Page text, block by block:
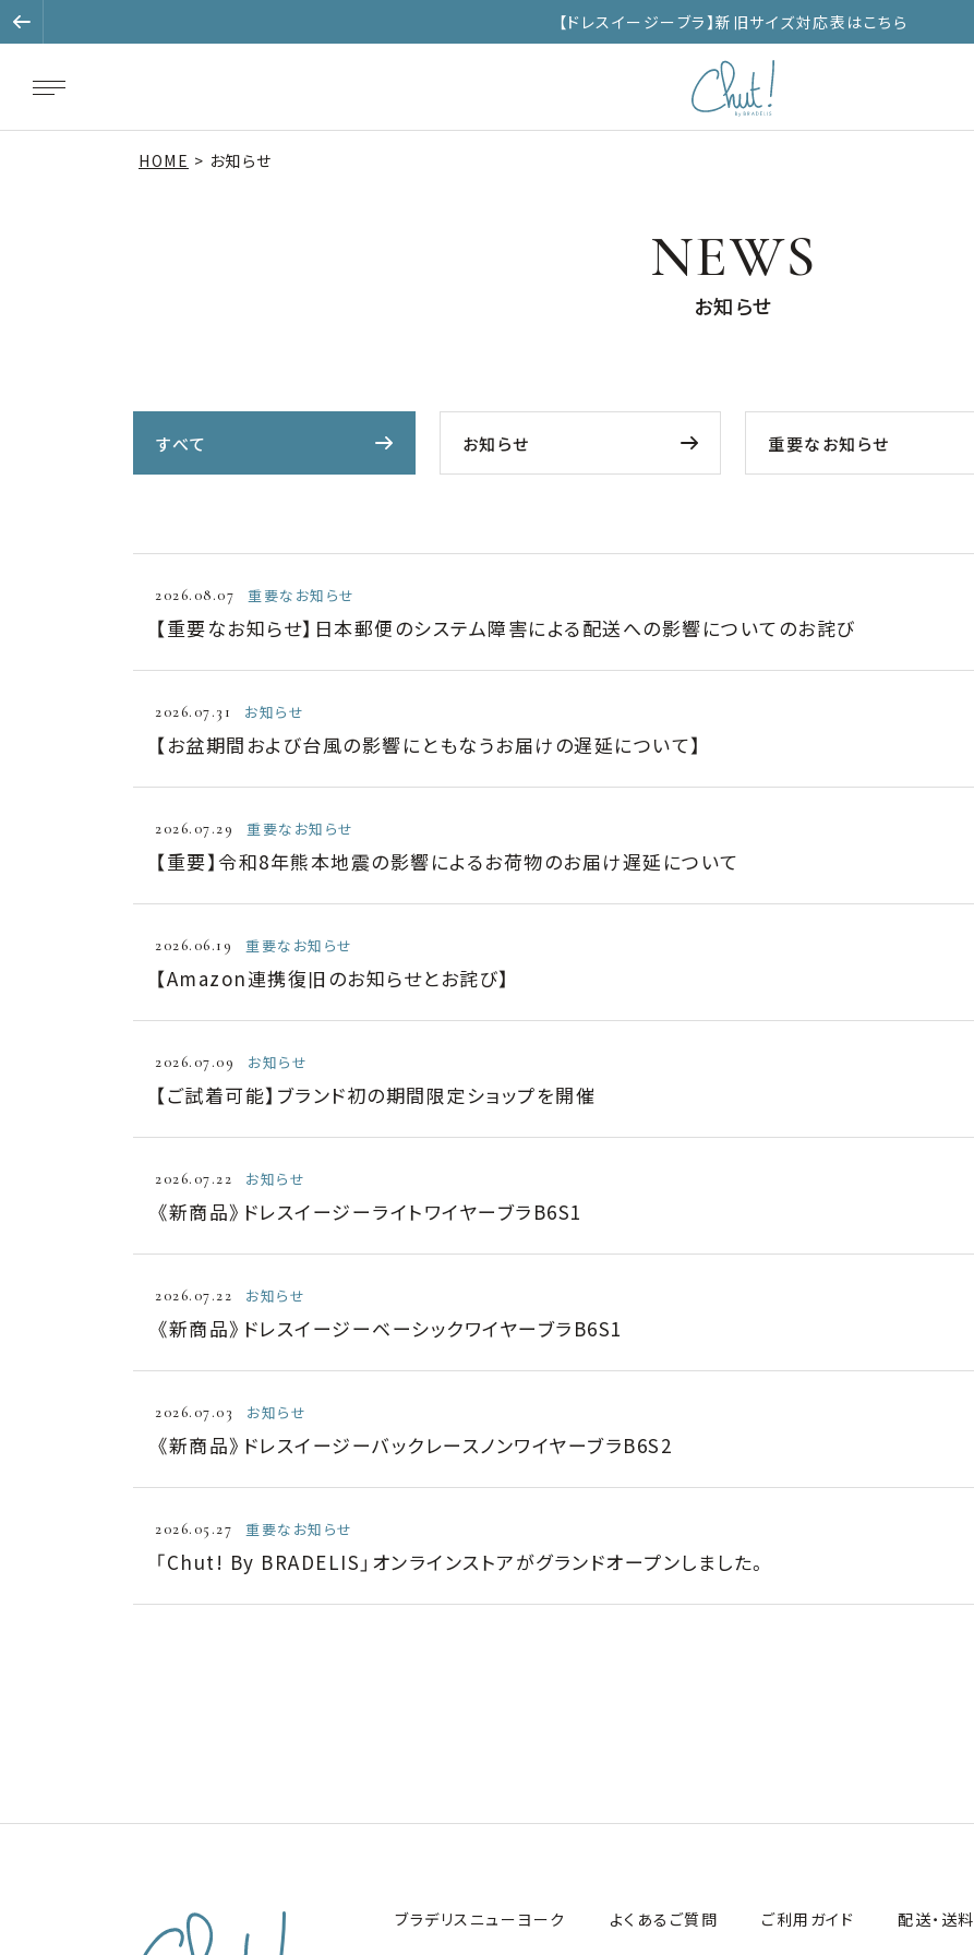
【ドレスイージーブラ】新旧サイズ対応表はこちら
HOME お知らせ
NEWS
お知らせ
すべて お知らせ 重要なお知らせ
2026.08.07 重要なお知らせ
【重要なお知らせ】日本郵便のシステム障害による配送への影響についてのお詫び
2026.07.31 お知らせ
【お盆期間および台風の影響にともなうお届けの遅延について】
2026.07.29 重要なお知らせ
【重要】令和8年熊本地震の影響によるお荷物のお届け遅延について
2026.06.19 重要なお知らせ
【Amazon連携復旧のお知らせとお詫び】
2026.07.09 お知らせ
【ご試着可能】ブランド初の期間限定ショップを開催
2026.07.22 お知らせ
《新商品》ドレスイージーライトワイヤーブラB6S1
2026.07.22 お知らせ
《新商品》ドレスイージーベーシックワイヤーブラB6S1
2026.07.03 お知らせ
《新商品》ドレスイージーバックレースノンワイヤーブラB6S2
2026.05.27 重要なお知らせ
「Chut! By BRADELIS」オンラインストアがグランドオープンしました。
ブラデリスニューヨーク よくあるご質問 ご利用ガイド 配送・送料